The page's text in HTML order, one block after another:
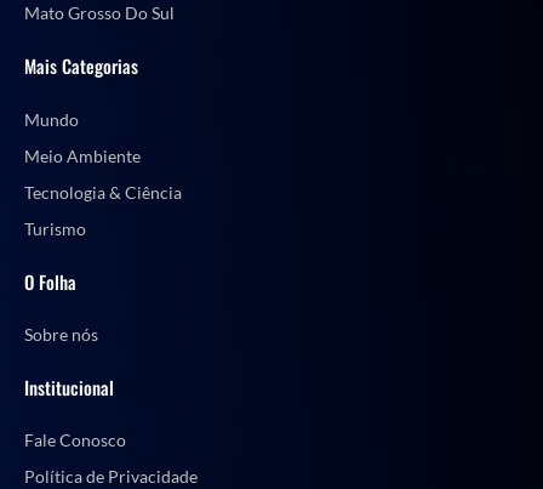
Mato Grosso Do Sul
Mais Categorias
Mundo
Meio Ambiente
Tecnologia & Ciência
Turismo
O Folha
Sobre nós
Institucional
Fale Conosco
Política de Privacidade